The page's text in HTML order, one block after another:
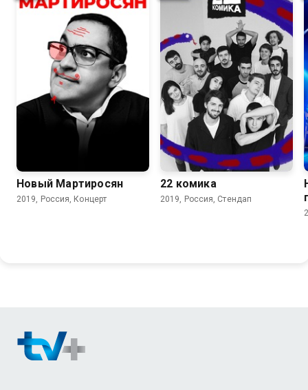
Новый Мартиросян
2019, Россия, Концерт
22 комика
2019, Россия, Стендап